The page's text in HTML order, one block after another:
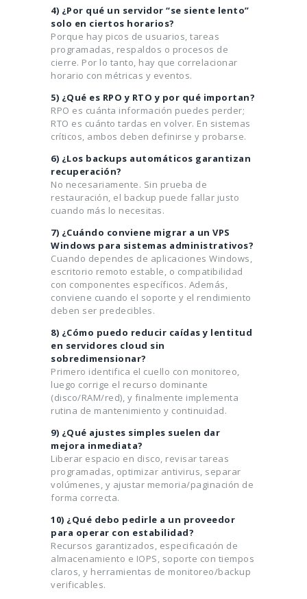
4) ¿Por qué un servidor “se siente lento”
solo en ciertos horarios?
Porque hay picos de usuarios, tareas
programadas, respaldos o procesos de
cierre. Por lo tanto, hay que correlacionar
horario con métricas y eventos.
5) ¿Qué es RPO y RTO y por qué importan?
RPO es cuánta información puedes perder;
RTO es cuánto tardas en volver. En sistemas
críticos, ambos deben definirse y probarse.
6) ¿Los backups automáticos garantizan
recuperación?
No necesariamente. Sin prueba de
restauración, el backup puede fallar justo
cuando más lo necesitas.
7) ¿Cuándo conviene migrar a un VPS
Windows para sistemas administrativos?
Cuando dependes de aplicaciones Windows,
escritorio remoto estable, o compatibilidad
con componentes específicos. Además,
conviene cuando el soporte y el rendimiento
deben ser predecibles.
8) ¿Cómo puedo reducir caídas y lentitud
en servidores cloud sin
sobredimensionar?
Primero identifica el cuello con monitoreo,
luego corrige el recurso dominante
(disco/RAM/red), y finalmente implementa
rutina de mantenimiento y continuidad.
9) ¿Qué ajustes simples suelen dar
mejora inmediata?
Liberar espacio en disco, revisar tareas
programadas, optimizar antivirus, separar
volúmenes, y ajustar memoria/paginación de
forma correcta.
10) ¿Qué debo pedirle a un proveedor
para operar con estabilidad?
Recursos garantizados, especificación de
almacenamiento e IOPS, soporte con tiempos
claros, y herramientas de monitoreo/backup
verificables.